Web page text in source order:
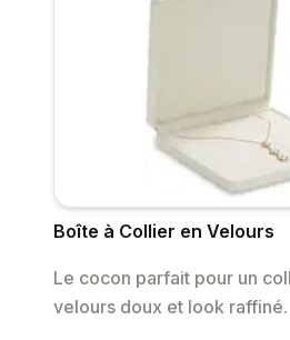
Boîte à Collier en Velours
Le cocon parfait pour un
velours doux et look raffiné.